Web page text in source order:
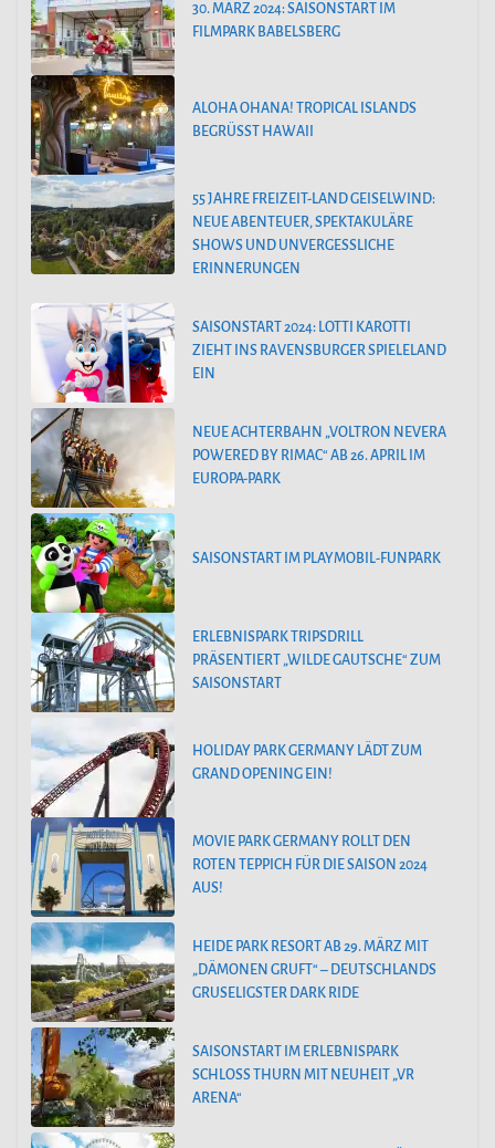
30. MÄRZ 2024: SAISONSTART IM
FILMPARK BABELSBERG
ALOHA OHANA! TROPICAL ISLANDS
BEGRÜSST HAWAII
55 JAHRE FREIZEIT-LAND GEISELWIND:
NEUE ABENTEUER, SPEKTAKULÄRE
SHOWS UND UNVERGESSLICHE
ERINNERUNGEN
SAISONSTART 2024: LOTTI KAROTTI
ZIEHT INS RAVENSBURGER SPIELELAND
EIN
NEUE ACHTERBAHN „VOLTRON NEVERA
POWERED BY RIMAC“ AB 26. APRIL IM
EUROPA-PARK
SAISONSTART IM PLAYMOBIL-FUNPARK
ERLEBNISPARK TRIPSDRILL
PRÄSENTIERT „WILDE GAUTSCHE“ ZUM
SAISONSTART
HOLIDAY PARK GERMANY LÄDT ZUM
GRAND OPENING EIN!
MOVIE PARK GERMANY ROLLT DEN
ROTEN TEPPICH FÜR DIE SAISON 2024
AUS!
HEIDE PARK RESORT AB 29. MÄRZ MIT
„DÄMONEN GRUFT“ – DEUTSCHLANDS
GRUSELIGSTER DARK RIDE
SAISONSTART IM ERLEBNISPARK
SCHLOSS THURN MIT NEUHEIT „VR
ARENA“